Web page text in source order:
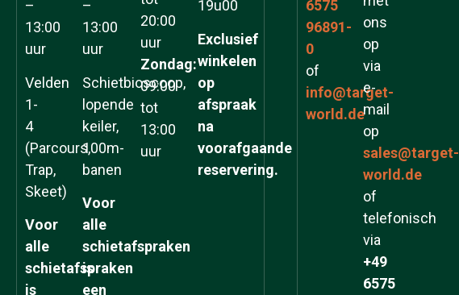
–
13:00
uur
Velden
1-
4
(Parcours,
Trap,
Skeet)
Voor
alle
schietafspraken
is
–
13:00
uur
Schietbioscoop,
lopende
keiler,
100m-
banen
Voor
alle
schietafspraken
is
een
20:00
uur
Zondag:
09:00
tot
13:00
uur
19u00
Exclusief
winkelen
op
afspraak
na
voorafgaande
reservering.
6575
96891-
0
of
info@target-
world.de
ons
op
via
e-
mail
op
sales@target-
world.de
of
telefonisch
via
+49
6575